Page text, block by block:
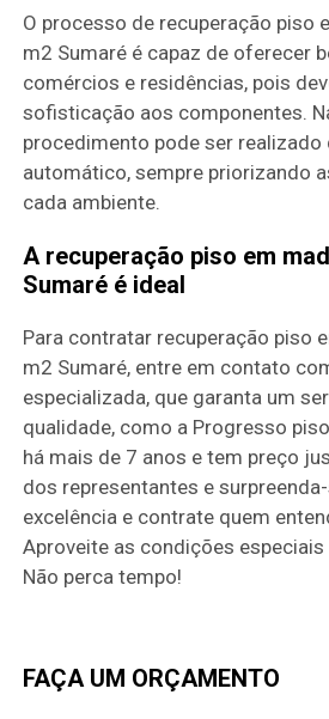
O processo de recuperação piso
m2 Sumaré é capaz de oferecer
comércios e residências, pois
sofisticação aos componentes.
procedimento pode ser realizado
automático, sempre priorizando
cada ambiente.
A recuperação piso em
Sumaré é ideal
Para contratar recuperação piso
m2 Sumaré, entre em contato
especializada, que garanta um
qualidade, como a Progresso
há mais de 7 anos e tem preço
dos representantes e
excelência e contrate quem
Aproveite as condições
Não perca tempo!
FAÇA UM ORÇAMENTO